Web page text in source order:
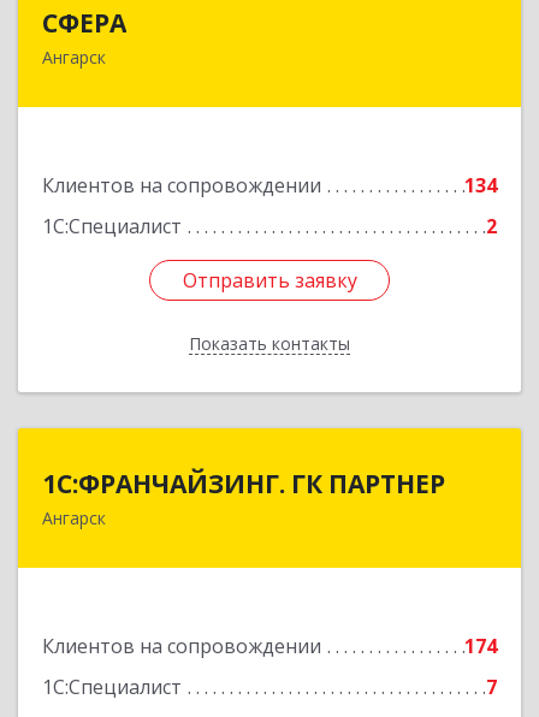
СФЕРА
Ангарск
Клиентов на сопровождении
134
1С:Специалист
2
Отправить заявку
Показать контакты
665816, Иркутская обл, Ангарск г, 177-й кв-л,
Отправить заявку
Назад
1С:ФРАНЧАЙЗИНГ. ГК ПАРТНЕР
Ангарск
Клиентов на сопровождении
174
1С:Специалист
7
1С:ФРАНЧАЙЗИНГ. ГК ПАРТНЕР